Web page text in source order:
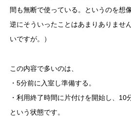
間も無断で使っている。というのを想
逆にそういったことはあまりありませ
いですが。）
この内容で多いのは、
・5分前に入室し準備する。
・利用終了時間に片付けを開始し、10
という状態です。